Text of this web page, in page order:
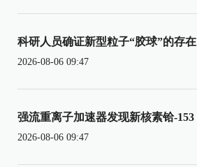
科研人员确证新型粒子“胶球”的存在
2026-08-06 09:47
强流重离子加速器发现新核素铪-153
2026-08-06 09:47